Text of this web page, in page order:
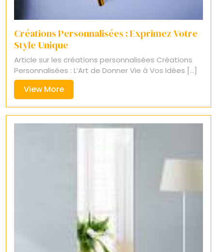
Créations Personnalisées : Exprimez Votre
Style Unique
Article sur les créations personnalisées Créations
Personnalisées : L’Art de Donner Vie à Vos Idées [...]
View MoreView
More